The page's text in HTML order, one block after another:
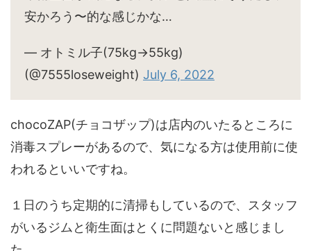
安かろう〜的な感じかな…
— オトミル子(75kg→55kg)
(@7555loseweight) July 6, 2022
chocoZAP(チョコザップ)は店内のいたるところに
消毒スプレーがあるので、気になる方は使用前に使
われるといいですね。
１日のうち定期的に清掃もしているので、スタッフ
がいるジムと衛生面はとくに問題ないと感じまし